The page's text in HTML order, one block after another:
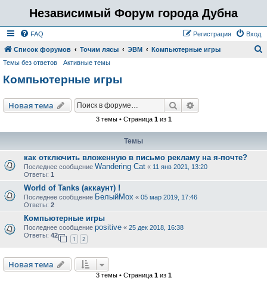
Независимый Форум города Дубна
FAQ Вход
Регистрация
Список форумов Точим лясы ЭВМ Компьютерные игры
Темы без ответов Активные темы
Компьютерные игры
Новая тема Поиск
3 темы • Страница 1из 1
Темы
как отключить вложенную в письмо рекламу на я-почте?
Последнее сообщение Wandering Cat « 11 янв 2021, 13:20
Ответы: 1
World of Tanks (аккаунт) !
Последнее сообщение БелыйМох « 05 мар 2019, 17:46
Ответы: 2
Компьютерные игры
Последнее сообщение positive « 25 дек 2018, 16:38
Ответы: 42
1 2
Новая тема
3 темы • Страница 1из 1